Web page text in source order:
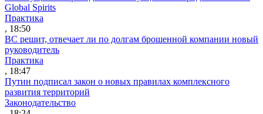
Global Spirits
Практика
, 18:50
ВС решит, отвечает ли по долгам брошенной компании новый
руководитель
Практика
, 18:47
Путин подписал закон о новых правилах комплексного
развития территорий
Законодательство